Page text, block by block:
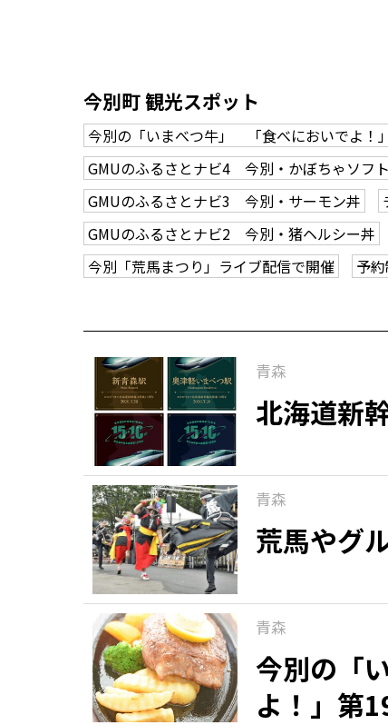
今別町 観光スポット
今別の「いまべつ牛」 「食べにおいでよ！
GMUのふるさとナビ4 今別・かぼちゃソフト
GMUのふるさとナビ3 今別・サーモン丼
GMUのふるさとナビ2 今別・猪ヘルシー丼
今別「荒馬まつり」ライブ配信で開催
予
青森
北海道新
青森
荒馬やグ
青森
今別の「
よ！」第